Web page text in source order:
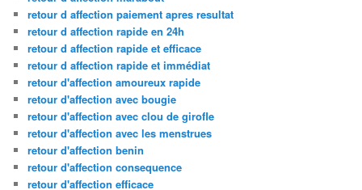
retour d affection paiement apres resultat
retour d affection rapide en 24h
retour d affection rapide et efficace
retour d affection rapide et immédiat
retour d'affection amoureux rapide
retour d'affection avec bougie
retour d'affection avec clou de girofle
retour d'affection avec les menstrues
retour d'affection benin
retour d'affection consequence
retour d'affection efficace